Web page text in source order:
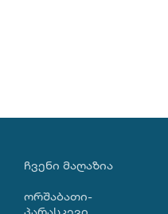
ᲩᲕᲔᲜᲘ ᲛᲐᲦᲐᲖᲘᲐ
ორშაბათი-
პარასკევი